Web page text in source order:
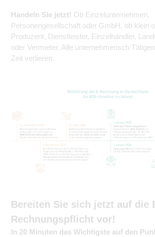
Handeln Sie jetzt! Ob Einzelunternehmen,
Personengesellschaft oder GmbH, ob klein
Produzent, Dienstleister, Einzelhändler,
oder Vermieter. Alle unternehmerisch
Zeit verlieren.
Bereiten Sie sich jetzt auf die
Rechnungspflicht vor!
In 20 Minuten das Wichtigste auf den